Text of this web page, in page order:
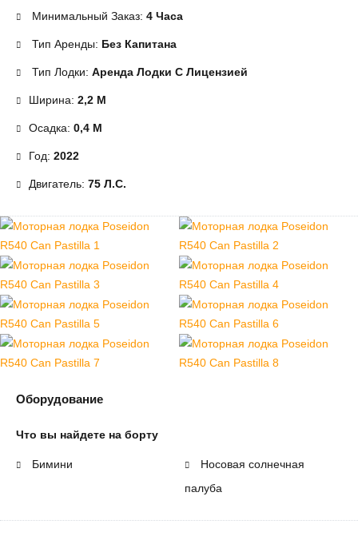
Минимальный Заказ: 4 Часа
Тип Аренды: Без Капитана
Тип Лодки: Аренда Лодки С Лицензией
Ширина: 2,2 М
Осадка: 0,4 М
Год: 2022
Двигатель: 75 Л.с.
Оборудование
Что вы найдете на борту
Бимини
Носовая солнечная
палуба